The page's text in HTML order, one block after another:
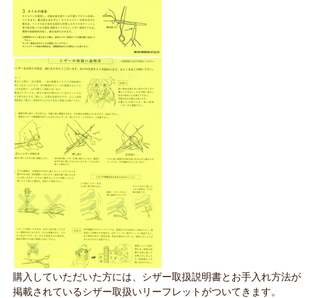
購入していただいた方には、シザー取扱説明書とお手入れ方法が
掲載されているシザー取扱いリーフレットがついてきます。